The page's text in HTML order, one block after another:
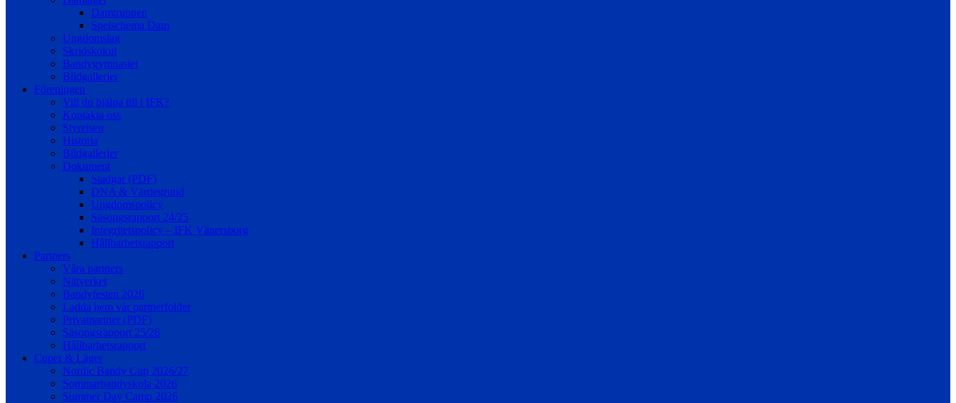
Damtruppen
Spelschema Dam
Ungdomslag
Skridskokul
Bandygymnasiet
Bildgallerier
Föreningen
Vill du hjälpa till i IFK?
Kontakta oss
Styrelsen
Historia
Bildgallerier
Dokument
Stadgar (PDF)
DNA & Värdegrund
Ungdomspolicy
Säsongsrapport 24/25
Integritetspolicy – IFK Vänersborg
Hållbarhetsrapport
Partners
Våra partners
Nätverket
Bandyfesten 2026
Ladda hem vår partnerfolder
Privatpartner (PDF)
Säsongsrapport 25/26
Hållbarhetsrapport
Cuper & Läger
Nordic Bandy Cup 2026/27
Sommarbandyskola 2026
Summer Day Camp 2026